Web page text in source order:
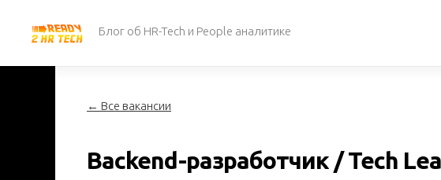
содержанию
Блог об HR-Tech и People аналитике
← Все вакансии
Backend-разработчик / Tech